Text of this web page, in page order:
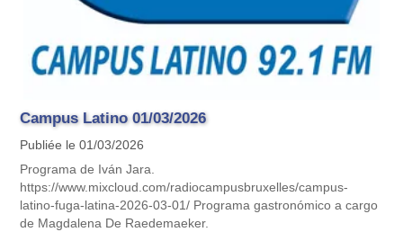
Campus Latino 01/03/2026
Publiée le 01/03/2026
Programa de Iván Jara.
https://www.mixcloud.com/radiocampusbruxelles/campus-
latino-fuga-latina-2026-03-01/ Programa gastronómico a cargo
de Magdalena De Raedemaeker.